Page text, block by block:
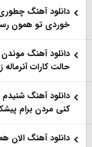
دانلود آهنگ
خوردی تو همون
دانلود آهنگ
حالت کارات آنرماله
دانلود آهنگ
کنی مردن برام
دانلود آهنگ الان